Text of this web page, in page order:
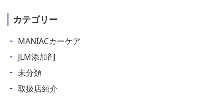
カテゴリー
MANIACカーケア
JLM添加剤
未分類
取扱店紹介